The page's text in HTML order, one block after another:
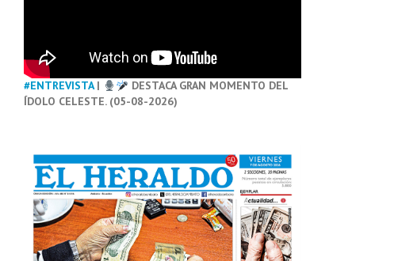
#ENTREVISTA|
DESTACA GRAN MOMENTO DEL
ÍDOLO CELESTE. (05-08-2026)